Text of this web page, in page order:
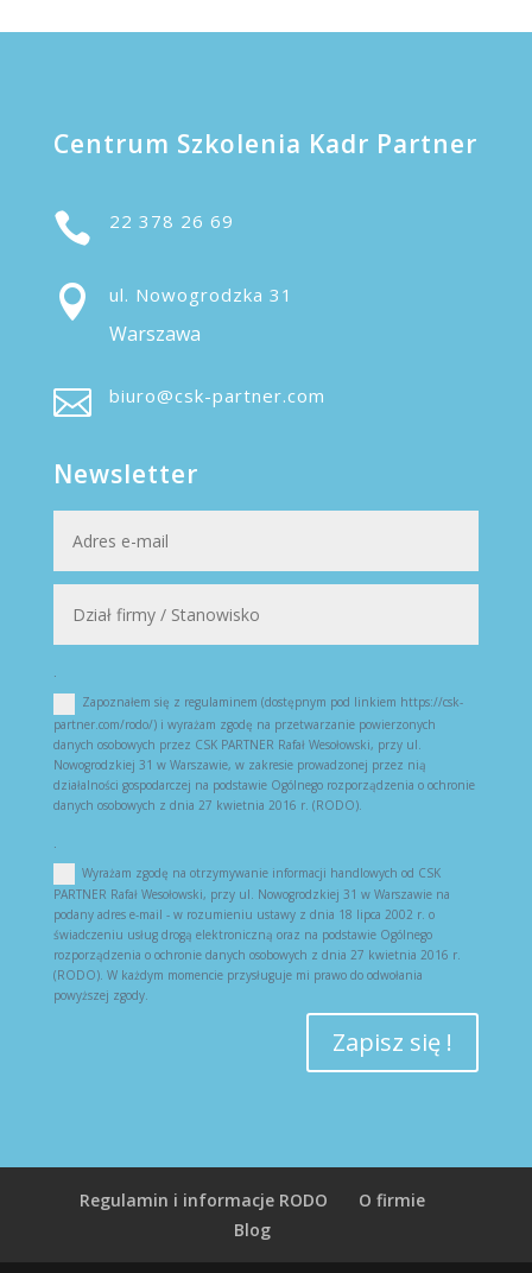
Centrum Szkolenia Kadr Partner
 22 378 26 69
 ul. Nowogrodzka 31
Warszawa
 biuro@csk-partner.com
Newsletter
.
Zapoznałem się z regulaminem (dostępnym pod linkiem https://csk-
partner.com/rodo/) i wyrażam zgodę na przetwarzanie powierzonych
danych osobowych przez CSK PARTNER Rafał Wesołowski, przy ul.
Nowogrodzkiej 31 w Warszawie, w zakresie prowadzonej przez nią
działalności gospodarczej na podstawie Ogólnego rozporządzenia o ochronie
danych osobowych z dnia 27 kwietnia 2016 r. (RODO).
Wyrażam zgodę na otrzymywanie informacji handlowych od CSK
PARTNER Rafał Wesołowski, przy ul. Nowogrodzkiej 31 w Warszawie na
podany adres e-mail - w rozumieniu ustawy z dnia 18 lipca 2002 r. o
świadczeniu usług drogą elektroniczną oraz na podstawie Ogólnego
rozporządzenia o ochronie danych osobowych z dnia 27 kwietnia 2016 r.
(RODO). W każdym momencie przysługuje mi prawo do odwołania
powyższej zgody.
Zapisz się !
Regulamin i informacje RODO
O firmie
Blog